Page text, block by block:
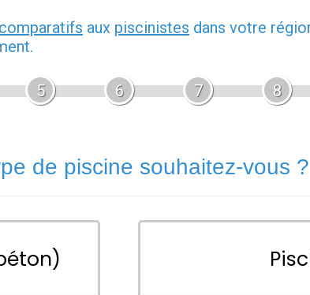
aux piscinistes dans votre
5 6 7 8
de piscine souhaitez-vous ?